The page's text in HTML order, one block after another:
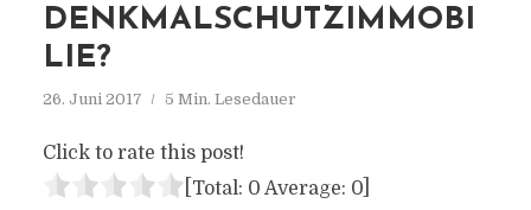
DENKMALSCHUTZIMMOBI
LIE?
26. Juni 2017 5 Min. Lesedauer
Click to rate this post!
[Total: 0 Average: 0]